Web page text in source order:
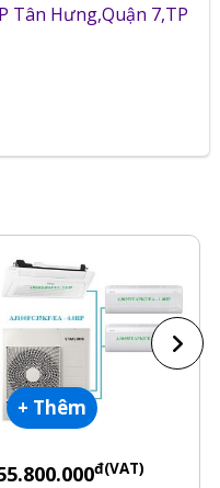
Tân Hưng,Quận 7,TP
+ Thêm
đ(VAT)